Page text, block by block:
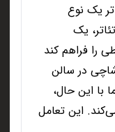
یک نوع
یک
را فراهم کند
در سالن
با این حال،
این تعامل